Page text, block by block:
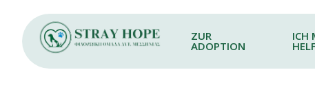
ZUR
ADOPTION
ICH